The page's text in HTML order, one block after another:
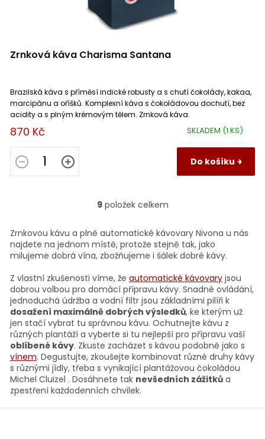
Zrnková káva Charisma Santana
SKLADEM (1 KS)
870 Kč
Do košíku
Brazilská káva s příměsí indické robusty a s chutí čokolády, kakaa,
marcipánu a oříšků. Komplexní káva s čokoládovou dochutí, bez
acidity a s plným krémovým tělem. Zrnková káva.
O
l
á
d
c
í
p
r
v
k
y
v
ý
p
i
u
9položek celkem
Zrnkovou kávu a plně automatické kávovary Nivona u nás
najdete na jednom místě, protože stejně tak, jako
milujeme dobrá vína, zbožňujeme i šálek dobré kávy.
Z vlastní zkušenosti víme, že automatické kávovary jsou
dobrou volbou pro domácí přípravu kávy. Snadné ovládání,
jednoduchá údržba a vodní filtr jsou základními pilíři k
dosažení maximálně dobrých výsledků, ke kterým už
jen stačí vybrat tu správnou kávu. Ochutnejte kávu z
různých plantáží a vyberte si tu nejlepší pro přípravu vaší
oblíbené kávy. Zkuste zacházet s kávou podobně jako s
vínem. Degustujte, zkoušejte kombinovat různé druhy kávy
s různými jídly, třeba s vynikající plantážovou čokoládou
Michel Cluizel . Dosáhnete tak nevšedních zážitků a
zpestření každodenních chvilek.
Z